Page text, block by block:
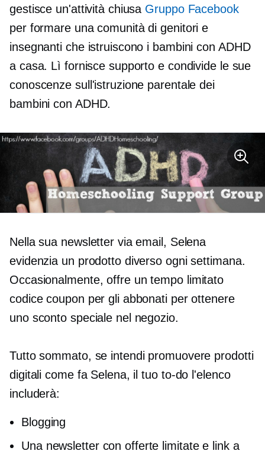
gestisce un'attività chiusa Gruppo Facebook
per formare una comunità di genitori e
insegnanti che istruiscono i bambini con ADHD
a casa. Lì fornisce supporto e condivide le sue
conoscenze sull'istruzione parentale dei
bambini con ADHD.
Nella sua newsletter via email, Selena
evidenzia un prodotto diverso ogni settimana.
Occasionalmente, offre untempo limitato
codice coupon per gli abbonati per ottenere
uno sconto speciale nel negozio.
Tutto sommato, se intendi promuovere prodotti
digitali come fa Selena, il tuo to-do l'elenco
includerà:
Blogging
Una newsletter con offerte limitate e link a